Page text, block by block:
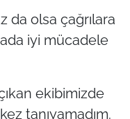
da olsa çağrılara
iyi mücadele
ekibimizde
tanıyamadım.